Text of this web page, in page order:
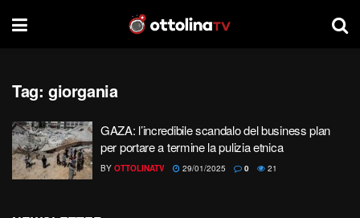
Tag: giorgania
GAZA: l’incredibile scandalo del business plan
per portare a termine la pulizia etnica
BY OTTOLINATV 29/01/2025 0 21